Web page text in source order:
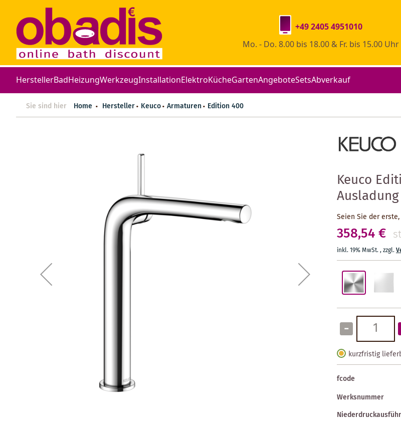
+49 2405 4951010
Mo. - Do. 8.00 bis 18.00 & Fr. bis 15.00 Uhr
HerstellerBadHeizungWerkzeugInstallationElektroKücheGartenAngeboteSetsAbverkauf
Sie sind hier Home Hersteller Keuco Armaturen Edition 400
Keuco
Seien Sie der
358,54 €
inkl. 19% MwSt.,zzgl.
-
kurzfristig
fcode
Werksnummer